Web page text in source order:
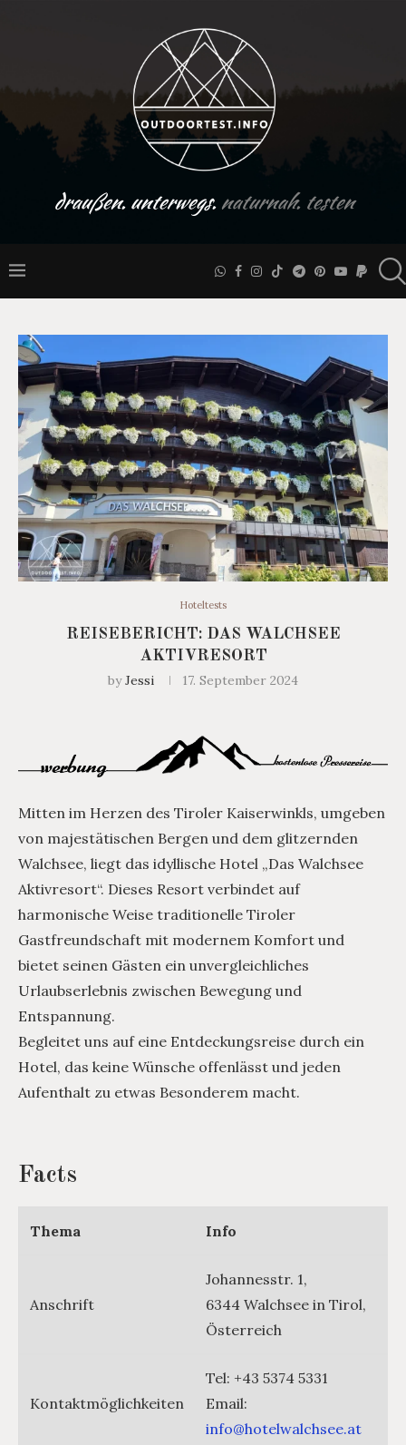
draußen. unterwegs.naturnah. testen
Hoteltests
REISEBERICHT: DAS WALCHSEE
AKTIVRESORT
byJessi 17. September 2024
Mitten im Herzen des Tiroler Kaiserwinkls, umgeben
von majestätischen Bergen und dem glitzernden
Walchsee, liegt das idyllische Hotel „Das Walchsee
Aktivresort“. Dieses Resort verbindet auf
harmonische Weise traditionelle Tiroler
Gastfreundschaft mit modernem Komfort und
bietet seinen Gästen ein unvergleichliches
Urlaubserlebnis zwischen Bewegung und
Entspannung.
Begleitet uns auf eine Entdeckungsreise durch ein
Hotel, das keine Wünsche offenlässt und jeden
Aufenthalt zu etwas Besonderem macht.
Facts
Thema Info
Anschrift
Johannesstr. 1,
6344 Walchsee in Tirol,
Österreich
Kontaktmöglichkeiten
Tel: +43 5374 5331
Email:
info@hotelwalchsee.at